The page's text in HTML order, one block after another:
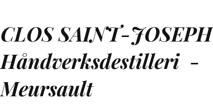
CLOS SAINT-JOSEPH
Håndverksdestilleri -
Meursault